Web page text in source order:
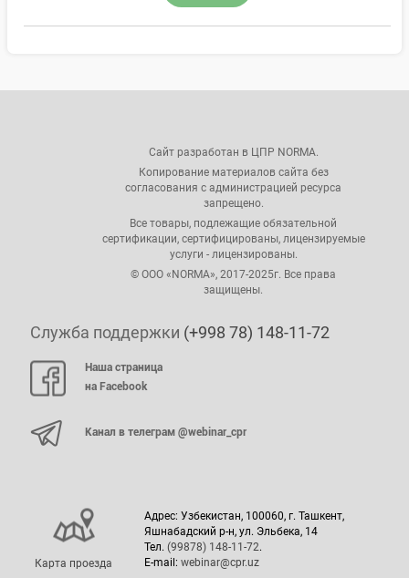
Сайт разработан в ЦПР NORMA.
Копирование материалов сайта без
согласования с администрацией ресурса
запрещено.
Все товары, подлежащие обязательной
сертификации, сертифицированы, лицензируемые
услуги - лицензированы.
© ООО «NORMA», 2017-2025г. Все права
защищены.
Служба поддержки (+998 78) 148-11-72
Наша страница
на Facebook
Канал в телеграм @webinar_cpr
Карта проезда
Адрес: Узбекистан, 100060, г. Ташкент,
Яшнабадский р-н, ул. Эльбека, 14
Тел. (99878) 148-11-72.
E-mail: webinar@cpr.uz